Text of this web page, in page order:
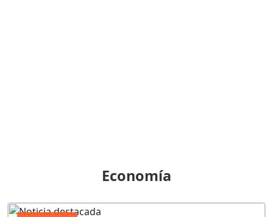
Economía